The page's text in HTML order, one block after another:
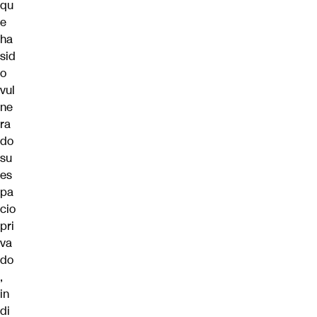
qu
e
ha
sid
o
vul
ne
ra
do
su
es
pa
cio
pri
va
do
,
in
di